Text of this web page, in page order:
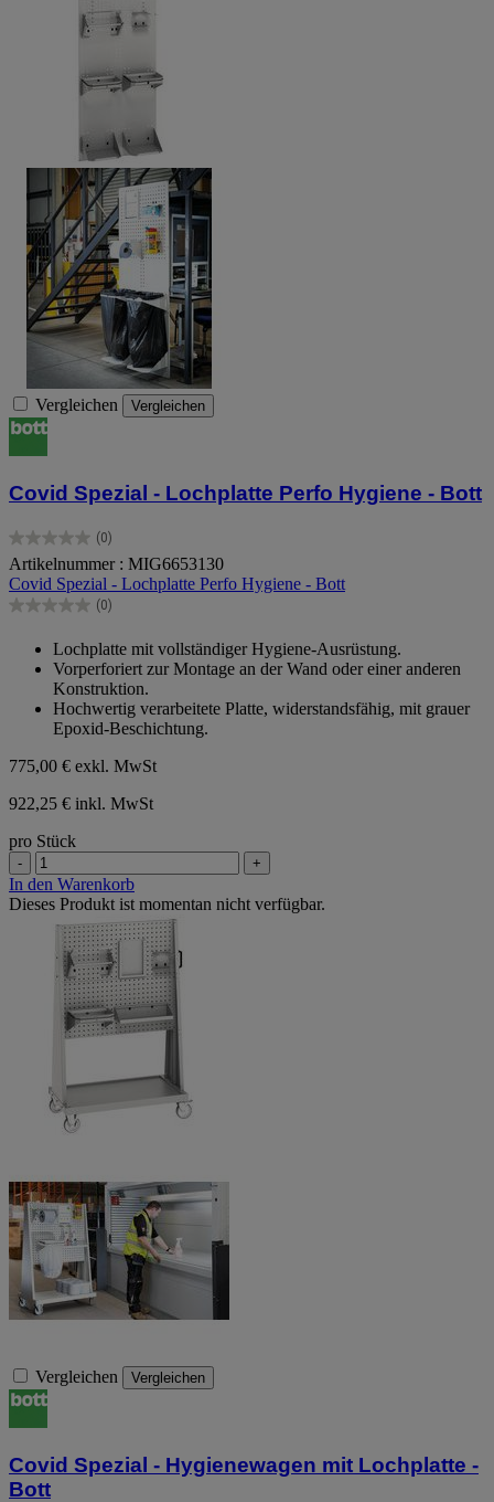
Vergleichen Vergleichen
Covid Spezial - Lochplatte Perfo Hygiene - Bott
(0)
0.0
von
5
Sternen.
Artikelnummer : MIG6653130
Covid Spezial - Lochplatte Perfo Hygiene - Bott
(0)
0.0
Sternen.
Lochplatte mit vollständiger Hygiene-Ausrüstung.
Vorperforiert zur Montage an der Wand oder einer anderen
Konstruktion.
Hochwertig verarbeitete Platte, widerstandsfähig, mit grauer
Epoxid-Beschichtung.
775,00 € exkl. MwSt
922,25 € inkl. MwSt
pro Stück
- +
In den Warenkorb
Dieses Produkt ist momentan nicht verfügbar.
Vergleichen Vergleichen
Covid Spezial - Hygienewagen mit Lochplatte -
Bott